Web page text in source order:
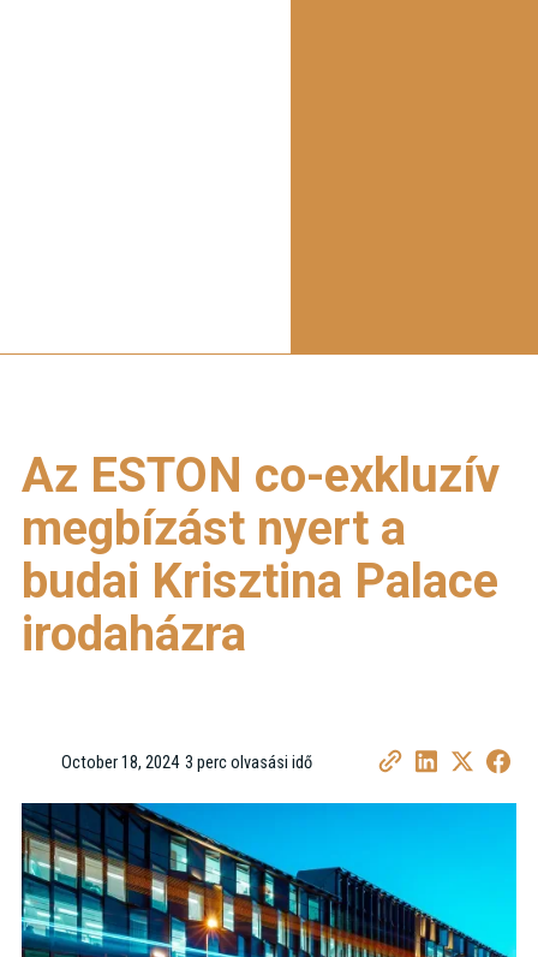
Az ESTON co-exkluzív
megbízást nyert a
budai Krisztina Palace
irodaházra
October 18, 2024• 3 perc olvasási idő